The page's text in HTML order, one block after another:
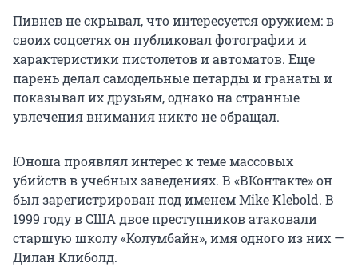
Пивнев не скрывал, что интересуется оружием: в
своих соцсетях он публиковал фотографии и
характеристики пистолетов и автоматов. Еще
парень делал самодельные петарды и гранаты и
показывал их друзьям, однако на странные
увлечения внимания никто не обращал.
Юноша проявлял интерес к теме массовых
убийств в учебных заведениях. В «ВКонтакте» он
был зарегистрирован под именем Mike Klebold. В
1999 году в США двое преступников атаковали
старшую школу «Колумбайн», имя одного из них —
Дилан Клиболд.